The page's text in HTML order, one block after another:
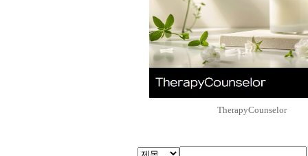
TherapyCounselor